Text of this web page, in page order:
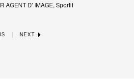
AGENT D' IMAGE, Sportif
| NEXT